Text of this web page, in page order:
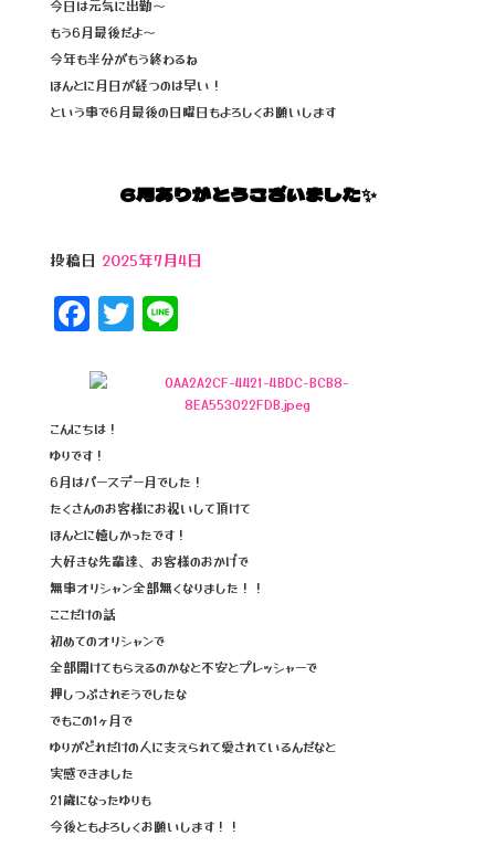
今日は元気に出勤～
もう6月最後だよ〜
今年も半分がもう終わるね
ほんとに月日が経つのは早い！
という事で6月最後の日曜日もよろしくお願いします
6月ありがとうございました✨️
投稿日 2025年7月4日
F
a
c
e
b
o
o
k
T
wi
Li
e
こんにちは！
ゆりです！
6月はバースデー月でした！
たくさんのお客様にお祝いして頂けて
ほんとに嬉しかったです！
大好きな先輩達、お客様のおかげで
無事オリシャン全部無くなりました！！
ここだけの話
初めてのオリシャンで
全部開けてもらえるのかなと不安とプレッシャーで
押しつぶされそうでしたな
でもこの1ヶ月で
ゆりがどれだけの人に支えられて愛されているんだなと
実感できました
21歳になったゆりも
今後ともよろしくお願いします！！